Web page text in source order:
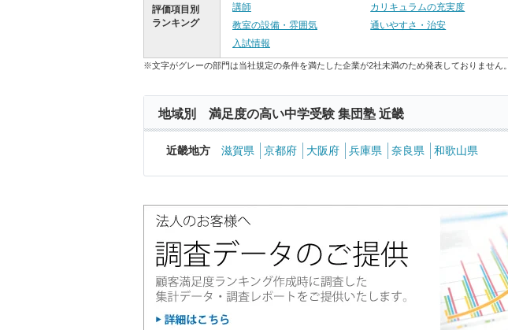
評価項目別
ランキング
講師
カリキュラムの充実度
教室の設備・雰囲気
通いやすさ・治安
入試情報
※文字がグレーの部門は当社規定の条件を満たした企業が2社未満のため発表しておりません。
地域別 満足度の高い中学受験 集団塾 近畿
近畿地方 滋賀県 京都府 大阪府 兵庫県 奈良県 和歌山県